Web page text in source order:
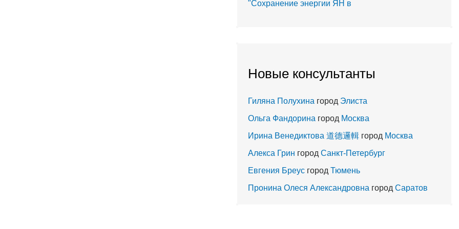
"Сохранение энергии ЯН в
Новые консультанты
Гиляна Полухина город Элиста
Ольга Фандорина город Москва
Ирина Венедиктова 道德邏輯 город Москва
Алекса Грин город Санкт-Петербург
Евгения Бреус город Тюмень
Пронина Олеся Александровна город Саратов